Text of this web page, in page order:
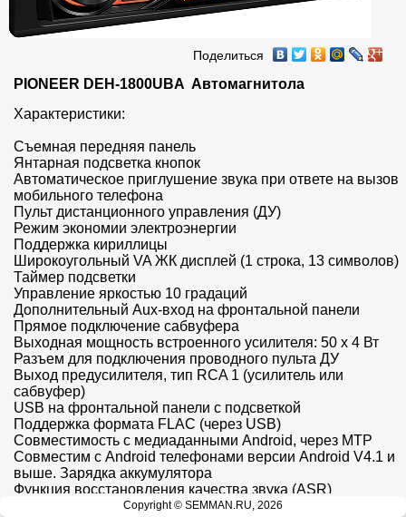
Поделиться
PIONEER DEH-1800UBA  Автомагнитола
Характеристики:
Съемная передняя панель
Янтарная подсветка кнопок
Автоматическое приглушение звука при ответе на вызов
мобильного телефона
Пульт дистанционного управления (ДУ)
Режим экономии электроэнергии
Поддержка кириллицы
Широкоугольный VA ЖК дисплей (1 строка, 13 символов)
Таймер подсветки
Управление яркостью 10 градаций
Дополнительный Aux-вход на фронтальной панели
Прямое подключение сабвуфера
Выходная мощность встроенного усилителя: 50 х 4 Вт
Разъем для подключения проводного пульта ДУ
Выход предусилителя, тип RCA 1 (усилитель или
сабвуфер)
USB на фронтальной панели c подсветкой
Поддержка формата FLAC (через USB)
Совместимость с медиаданными Android, через MTP
Совместим с Android телефонами версии Android V4.1 и
выше. Зарядка аккумулятора
Функция восстановления качества звука (ASR)
5-полосный графический эквалайзер
Copyright © SEMMAN.RU, 2026